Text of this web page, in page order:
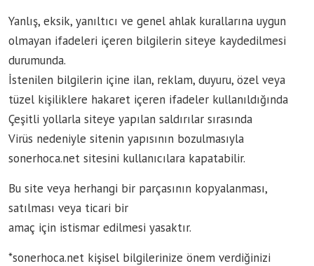
Yanlış, eksik, yanıltıcı ve genel ahlak kurallarına uygun
olmayan ifadeleri içeren bilgilerin siteye kaydedilmesi
durumunda.
İstenilen bilgilerin içine ilan, reklam, duyuru, özel veya
tüzel kişiliklere hakaret içeren ifadeler kullanıldığında
Çeşitli yollarla siteye yapılan saldırılar sırasında
Virüs nedeniyle sitenin yapısının bozulmasıyla
sonerhoca.net sitesini kullanıcılara kapatabilir.
Bu site veya herhangi bir parçasının kopyalanması,
satılması veya ticari bir
amaç için istismar edilmesi yasaktır.
*sonerhoca.net kişisel bilgilerinize önem verdiğinizi